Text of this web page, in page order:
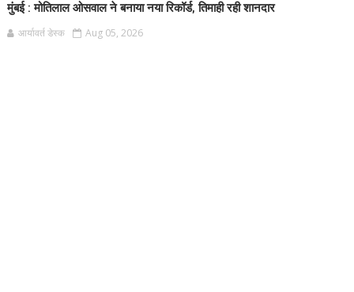
मुंबई : मोतिलाल ओसवाल ने बनाया नया रिकॉर्ड, तिमाही रही शानदार
आर्यावर्त डेस्क Aug 05, 2026